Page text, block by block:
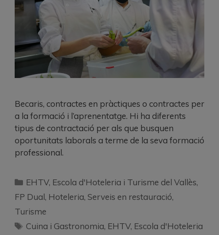
Becaris, contractes en pràctiques o contractes per
a la formació i l’aprenentatge. Hi ha diferents
tipus de contractació per als que busquen
oportunitats laborals a terme de la seva formació
professional.
EHTV, Escola d'Hoteleria i Turisme del Vallès,
FP Dual, Hoteleria, Serveis en restauració,
Turisme
Cuina i Gastronomia, EHTV, Escola d'Hoteleria